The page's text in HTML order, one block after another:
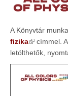
A Könyvtár
fizika(link is
címmel.
letölthetők,